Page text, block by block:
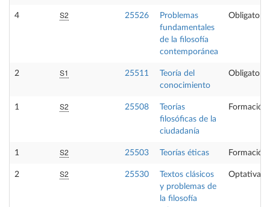
4 S2 25526
Problemas
fundamentales
de la filosofía
contemporánea
Obligatoria
2 S1 25511
Teoría del
conocimiento
Obligatoria
1 S2 25508
Teorías
filosóficas de la
ciudadanía
Formación
1 S2 25503 Teorías éticas Formación
2 S2 25530
Textos clásicos
y problemas de
la filosofía
Optativa